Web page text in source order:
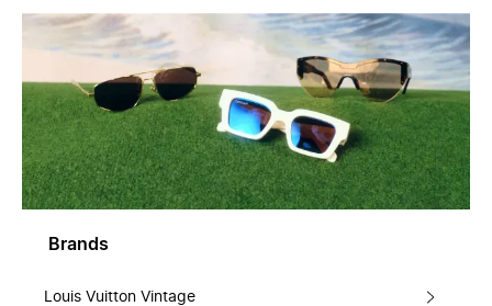
Brands
Louis Vuitton Vintage